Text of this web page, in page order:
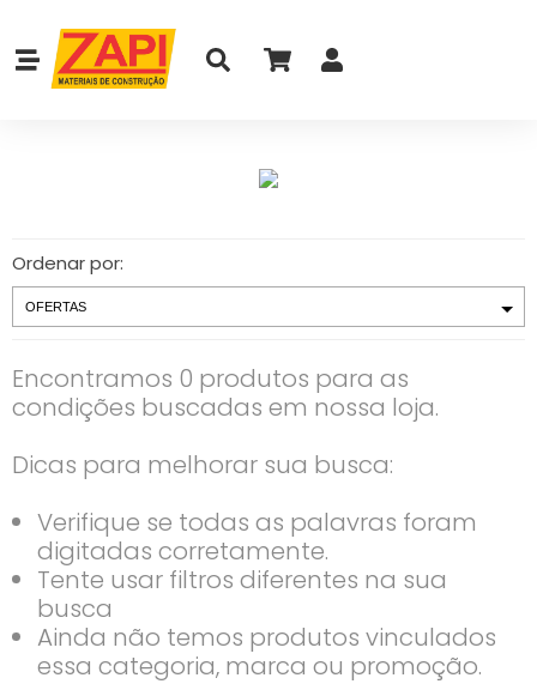
Ordenar por:
Encontramos 0 produtos para as
condições buscadas em nossa loja.
Dicas para melhorar sua busca:
Verifique se todas as palavras foram
digitadas corretamente.
Tente usar filtros diferentes na sua
busca
Ainda não temos produtos vinculados
essa categoria, marca ou promoção.